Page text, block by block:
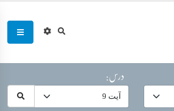
درس: